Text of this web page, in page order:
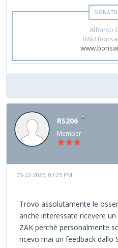
Alfonso
B&B
RS206
Member
05-22-2025, 07:25 PM
Trovo assolutamente le
anche interessate ricevere
ZAK perchè personalmente
ricevo mai un feedback dallo